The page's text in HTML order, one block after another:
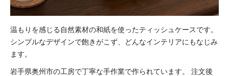
温もりを感じる自然素材の和紙を使ったティッシュケースです。
シンプルなデザインで飽きがこず、どんなインテリアにもなじみ
ます。
岩手県奥州市の工房で丁寧な手作業で作られています。
注文後